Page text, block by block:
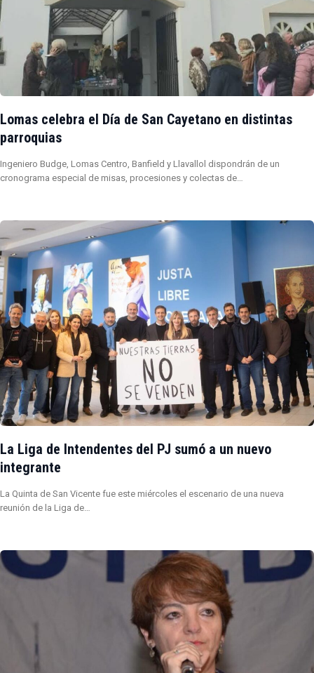
Lomas celebra el Día de San Cayetano en distintas
parroquias
Ingeniero Budge, Lomas Centro, Banfield y Llavallol dispondrán de un
cronograma especial de misas, procesiones y colectas de…
La Liga de Intendentes del PJ sumó a un nuevo
integrante
La Quinta de San Vicente fue este miércoles el escenario de una nueva
reunión de la Liga de…